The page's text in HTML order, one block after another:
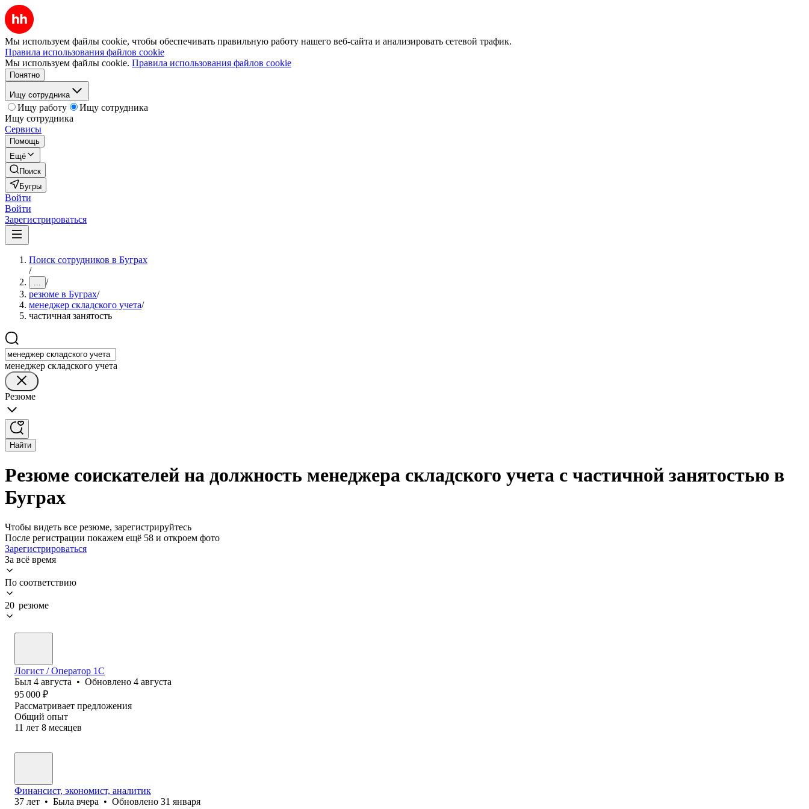
Мы используем файлы cookie, чтобы обеспечивать правильную работу нашего веб-сайта и анализировать сетевой трафик.
Правила использования файлов cookie
Мы используем файлы cookie. Правила использования файлов cookie
Понятно
Ищу сотрудника
Ищу работу
Ищу сотрудника
Ищу сотрудника
Сервисы
Помощь
Ещё
Поиск
Бугры
Войти
Войти
Зарегистрироваться
Поиск сотрудников в Буграх
/
... /
резюме в Буграх/
менеджер складского учета/
частичная занятость
менеджер складского учета
Резюме
Найти
Резюме соискателей на должность менеджера складского учета с частичной занятостью в
Буграх
Чтобы видеть все резюме, зарегистрируйтесь
После регистрации покажем ещё 58 и откроем фото
Зарегистрироваться
За всё время
По соответствию
20 резюме
Логист / Оператор 1С
Был 4 августа • Обновлено 4 августа
95 000 ₽
Рассматривает предложения
Общий опыт
11 лет 8 месяцев
Финансист, экономист, аналитик
37 лет • Была вчера • Обновлено 31 января